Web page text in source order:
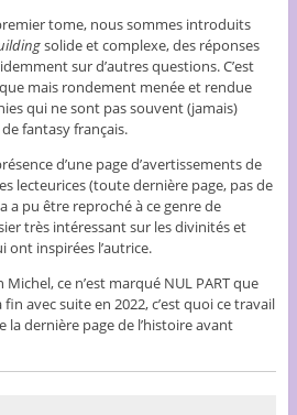
tome, nous sommes introduits
solide et complexe, des réponses
sur d’autres questions. C’est
mais rondement menée et rendue
qui ne sont pas souvent (jamais)
fantasy français.
d’une page d’avertissements de
lecteurices (toute dernière page, pas de
a pu être reproché à ce genre de
très intéressant sur les divinités et
inspirées l’autrice.
ce n’est marqué NUL PART que
avec suite en 2022, c’est quoi ce travail
la dernière page de l’histoire avant